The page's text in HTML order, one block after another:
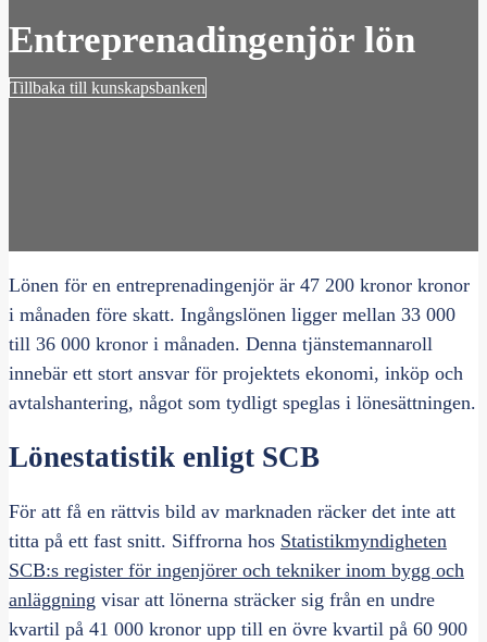
Entreprenadingenjör lön
Tillbaka till kunskapsbanken
Lönen för en entreprenadingenjör är 47 200 kronor kronor
i månaden före skatt. Ingångslönen ligger mellan 33 000
till 36 000 kronor i månaden. Denna tjänstemannaroll
innebär ett stort ansvar för projektets ekonomi, inköp och
avtalshantering, något som tydligt speglas i lönesättningen.
Lönestatistik enligt SCB
För att få en rättvis bild av marknaden räcker det inte att
titta på ett fast snitt. Siffrorna hos Statistikmyndigheten
SCB:s register för ingenjörer och tekniker inom bygg och
anläggning visar att lönerna sträcker sig från en undre
kvartil på 41 000 kronor upp till en övre kvartil på 60 900